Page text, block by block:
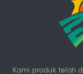
Kami produk telah